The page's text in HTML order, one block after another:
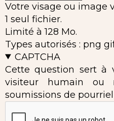
Votre visage ou image
1 seul fichier.
Limité à 128 Mo.
Types autorisés : png
CAPTCHA
Cette question sert à
visiteur humain ou
soumissions de